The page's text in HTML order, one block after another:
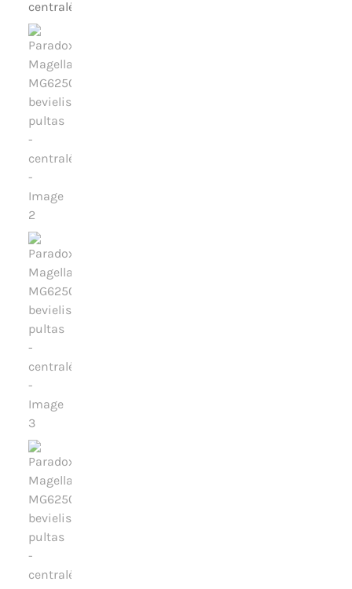
Įeigos kontrolė
Telefonspynės
Tinklų įranga
Maitinimo šaltiniai
Kabeliai
Išpardavimas
Vartotojo
vardas:
Slaptažodis:
Prisiminti
mane
Registruotis